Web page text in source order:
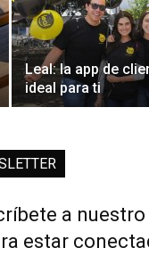
Leal: la app de
ideal para ti
a
estar